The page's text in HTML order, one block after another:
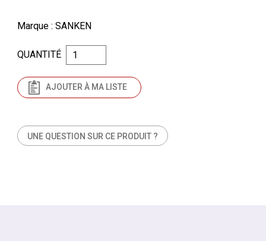
Marque : SANKEN
UNE QUESTION SUR CE PRODUIT ?
QUANTITÉ
AJOUTER À MA LISTE